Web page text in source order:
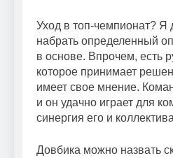
Уход в топ-чемпионат?
набрать определенный
в основе. Впрочем, есть
которое принимает
имеет свое мнение.
и он удачно играет для
синергия его и
Довбика можно назвать